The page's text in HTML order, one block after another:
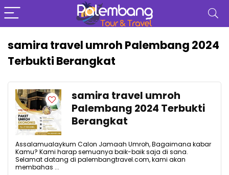
samira travel umroh Palembang 2024
Terbukti Berangkat
samira travel umroh
Palembang 2024 Terbukti
Berangkat
Assalamualaykum Calon Jamaah Umroh, Bagaimana kabar
Kamu? Kami harap semuanya baik-baik saja di sana.
Selamat datang di palembangtravel.com, kami akan
membahas ...